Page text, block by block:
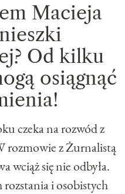
Macieja
Od kilku
osiągnąć
czeka na rozwód z
rozmowie z Żurnalistą
wciąż się nie odbyła.
i osobistych